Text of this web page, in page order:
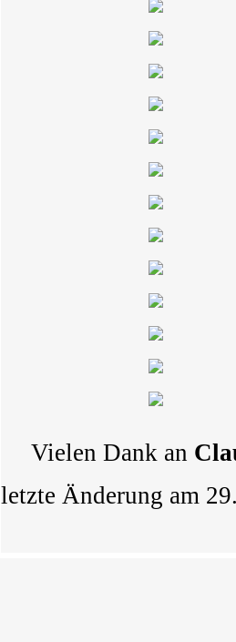
Vielen Dank an
letzte Änderung am